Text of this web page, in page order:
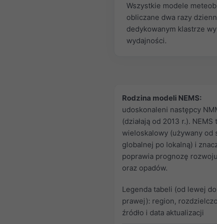
Wszystkie modele
obliczane dwa razy
dedykowanym klastrze
wydajności.
Rodzina modeli NEMS:
udoskonaleni następcy
(działają od 2013 r.).
wieloskalowy (używany od
globalnej po lokalną) i
poprawia prognozę
oraz opadów.
Legenda tabeli (od lewej do
prawej): region,
źródło i data aktualizacji